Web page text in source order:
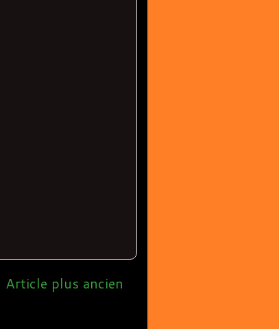
Article plus ancien